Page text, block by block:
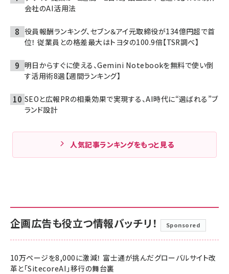
会社のAI活用法
役員報酬ランキング、セブン＆アイ元取締役が134億円超で首
位！ 従業員との格差最大はトヨタの100.9倍【TSR調べ】
明日からすぐに使える、Gemini Notebookを無料で使い倒
す活用術8選【週間ランキング】
SEOと広報PRの相乗効果で実現する、AI時代に“選ばれる”ブ
ランド設計
人気記事ランキングをもっと見る
企画広告も役立つ情報バッチリ！ Sponsored
10万ページを8,000に激減！ 富士通が挑んだグローバルサイト改
革と「SitecoreAI」移行の舞台裏